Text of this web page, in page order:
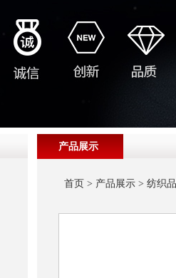
产品展示
首页 > 产品展示> 纺织